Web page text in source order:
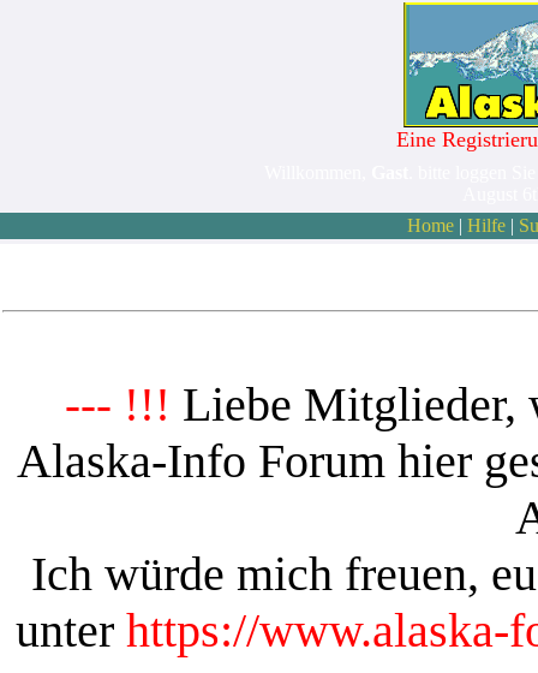
Eine
Home| Hilfe|
--- !!! Liebe Mitglieder,
Alaska-Info Forum hier
Ich würde mich freuen,
unter https://www.alaska-